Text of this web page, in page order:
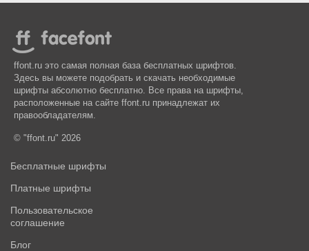
ffont.ru это самая полная база бесплатных шрифтов.
Здесь вы можете подобрать и скачать необходимые
шрифты абсолютно бесплатно. Все права на шрифты,
расположенные на сайте ffont.ru принадлежат их
правообладателям.
© "ffont.ru" 2026
Бесплатные шрифты
Платные шрифты
Пользовательское
соглашение
Блог